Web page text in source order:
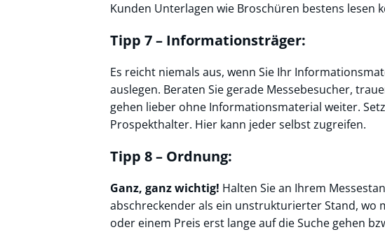
Kunden Unterlagen wie Broschüren bestens lesen
Tipp 7 – Informationsträger:
Es reicht niemals aus, wenn Sie Ihr
auslegen. Beraten Sie gerade Messebesucher,
gehen lieber ohne Informationsmaterial weiter.
Prospekthalter. Hier kann jeder selbst zugreifen.
Tipp 8 – Ordnung:
Ganz, ganz wichtig! Halten Sie an Ihrem
abschreckender als ein unstrukturierter Stand, wo
oder einem Preis erst lange auf die Suche gehen